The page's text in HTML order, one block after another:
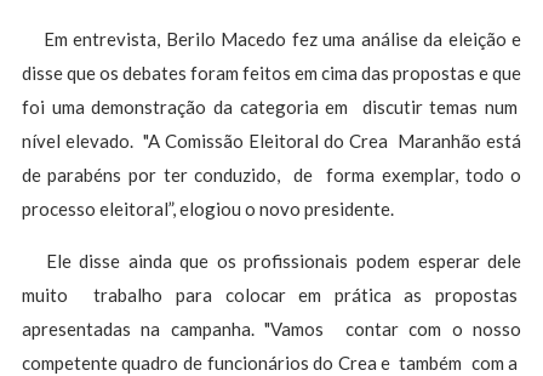
Em entrevista, Berilo Macedo fez uma análise da eleição e
disse que os debates foram feitos em cima das propostas e que
foi uma demonstração da categoria em discutir temas num
nível elevado. "A Comissão Eleitoral do Crea Maranhão está
de parabéns por ter conduzido, de forma exemplar, todo o
processo eleitoral”, elogiou o novo presidente.
Ele disse ainda que os profissionais podem esperar dele
muito trabalho para colocar em prática as propostas
apresentadas na campanha. "Vamos contar com o nosso
competente quadro de funcionários do Crea e também com a